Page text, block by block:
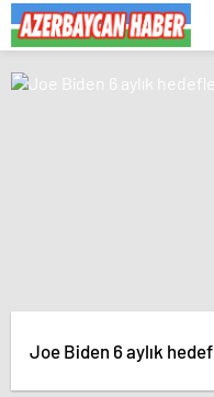
Joe Biden 6 aylık